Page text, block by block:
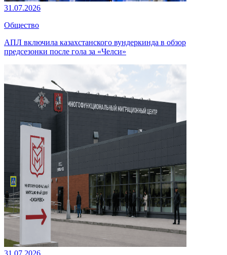
31.07.2026
Общество
АПЛ включила казахстанского вундеркинда в обзор
предсезонки после гола за «Челси»